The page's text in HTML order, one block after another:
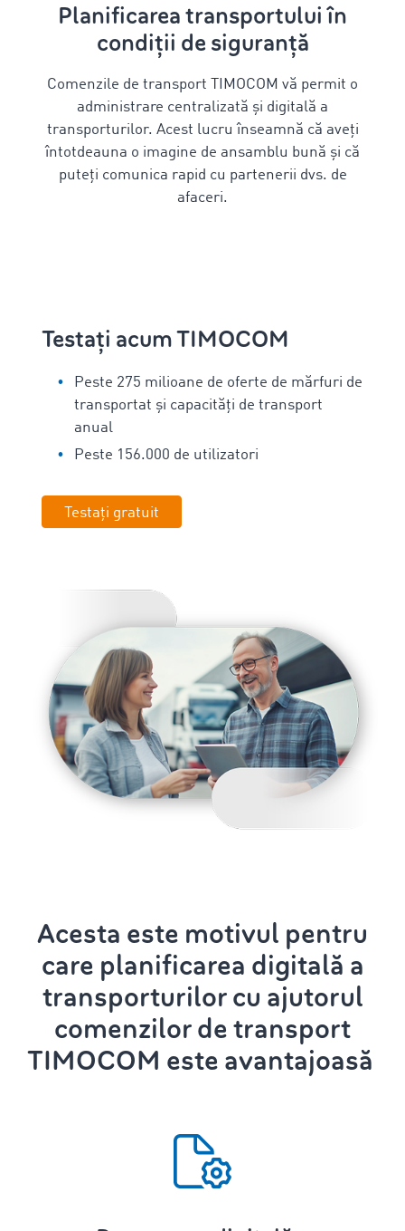
Planificarea transportului în
condiții de siguranță
Comenzile de transport TIMOCOM vă permit o
administrare centralizată și digitală a
transporturilor. Acest lucru înseamnă că aveți
întotdeauna o imagine de ansamblu bună și că
puteți comunica rapid cu partenerii dvs. de
afaceri.
Testați acum TIMOCOM
Peste 275 milioane de oferte de mărfuri de
transportat și capacități de transport
anual
Peste 156.000 de utilizatori
Testați gratuit
Acesta este motivul pentru
care planificarea digitală a
transporturilorcu ajutorul
comenzilor de transport
TIMOCOM este avantajoasă